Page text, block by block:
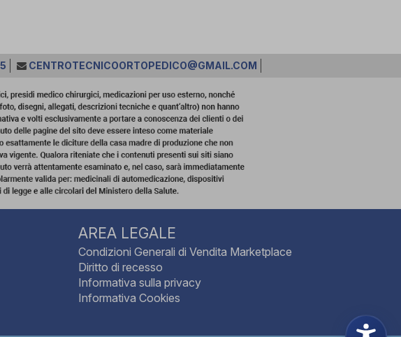
CENTROTECNICOORTOPEDICO@GMAIL.COM
AREA LEGALE
Condizioni Generali di Vendita Marketplace
Diritto di recesso
Informativa sulla privacy
Informativa Cookies